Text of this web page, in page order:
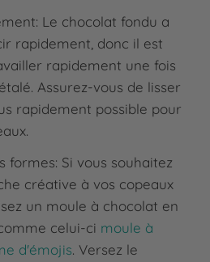
Le chocolat fondu a
rapidement, donc il est
rapidement une fois
Assurez-vous de lisser
rapidement possible pour
formes: Si vous souhaitez
créative à vos copeaux
un moule à chocolat en
celui-ci moule à
d'émojis. Versez le